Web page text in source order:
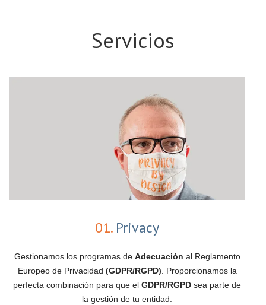
Servicios
01.Privacy
Gestionamos los programas de Adecuación al Reglamento
Europeo de Privacidad (GDPR/RGPD). Proporcionamos la
perfecta combinación para que el GDPR/RGPD sea parte de
la gestión de tu entidad.